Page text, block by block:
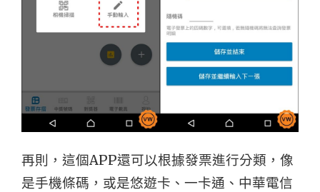
再則，這個APP還可以根據發票進行分類，像
是手機條碼，或是悠遊卡、一卡通、中華電信